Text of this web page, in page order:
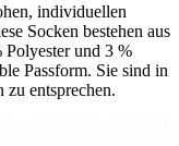
individuellen
Socken bestehen aus
und 3 %
Passform. Sie sind in
entsprechen.